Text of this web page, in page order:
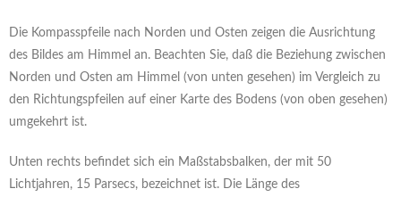
Die Kompasspfeile nach Norden und Osten zeigen die Ausrichtung
des Bildes am Himmel an. Beachten Sie, daß die Beziehung zwischen
Norden und Osten am Himmel (von unten gesehen) im Vergleich zu
den Richtungspfeilen auf einer Karte des Bodens (von oben gesehen)
umgekehrt ist.
Unten rechts befindet sich ein Maßstabsbalken, der mit 50
Lichtjahren, 15 Parsecs, bezeichnet ist. Die Länge des